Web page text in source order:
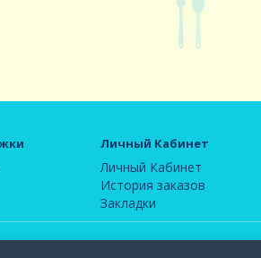
Личный Кабинет
Личный Кабинет
История заказов
Закладки